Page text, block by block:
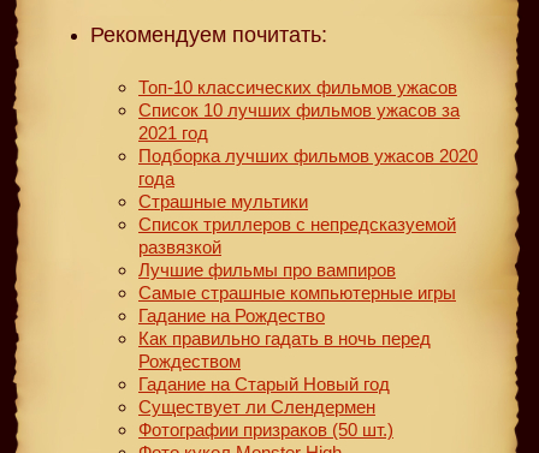
Рекомендуем почитать:
Топ-10 классических фильмов ужасов
Список 10 лучших фильмов ужасов за
2021 год
Подборка лучших фильмов ужасов 2020
года
Страшные мультики
Список триллеров с непредсказуемой
развязкой
Лучшие фильмы про вампиров
Самые страшные компьютерные игры
Гадание на Рождество
Как правильно гадать в ночь перед
Рождеством
Гадание на Старый Новый год
Существует ли Слендермен
Фотографии призраков (50 шт.)